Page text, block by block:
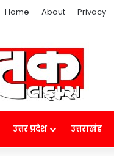
Home About Privacy
उत्तर प्रदेश उत्तराखंड